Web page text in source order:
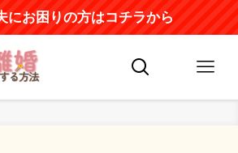
にお困りの方はコチラから